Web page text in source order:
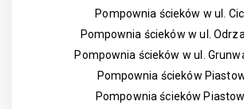
Pompownia ścieków w ul.
Pompownia ścieków w ul.
Pompownia ścieków w ul.
Pompownia ścieków
Pompownia ścieków